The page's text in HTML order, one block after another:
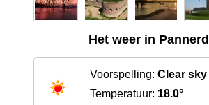
Het weer in
Voorspelling: Clear sky
Temperatuur: 18.0°